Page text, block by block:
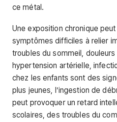
ce métal.
Une exposition chronique
symptômes difficiles à relier
troubles du sommeil,
hypertension artérielle,
chez les enfants sont des
plus jeunes, l’ingestion de
peut provoquer un retard
scolaires, des troubles du